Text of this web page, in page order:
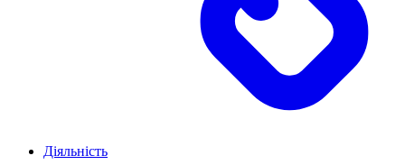
Діяльність